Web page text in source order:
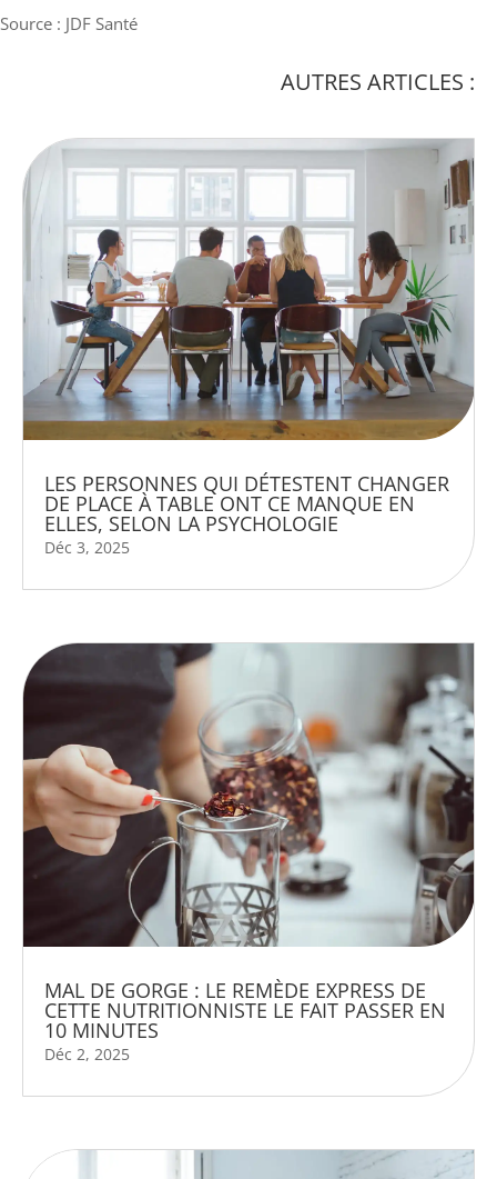
Source : JDF Santé
AUTRES ARTICLES :
LES PERSONNES QUI DÉTESTENT CHANGER
DE PLACE À TABLE ONT CE MANQUE EN
ELLES, SELON LA PSYCHOLOGIE
Déc 3, 2025
MAL DE GORGE : LE REMÈDE EXPRESS DE
CETTE NUTRITIONNISTE LE FAIT PASSER EN
10 MINUTES
Déc 2, 2025